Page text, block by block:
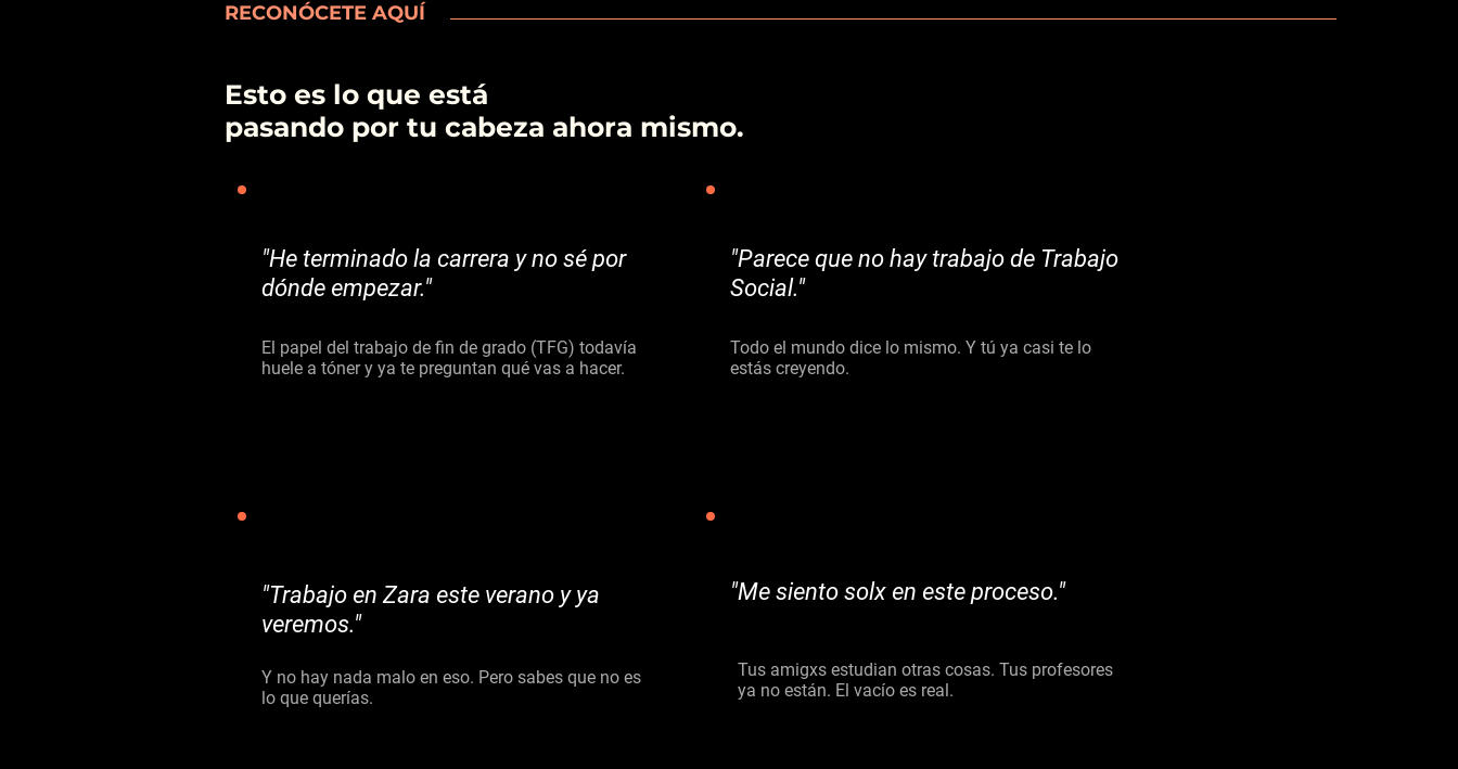
RECONÓCETE AQUÍ
Esto es lo que está
pasando por tu cabeza ahora mismo.
"He terminado la carrera y no sé por
dónde empezar."
El papel del trabajo de fin de grado (TFG) todavía
huele a tóner y ya te preguntan qué vas a hacer.
"Parece que no hay trabajo de Trabajo
Social."
Todo el mundo dice lo mismo. Y tú ya casi te lo
estás creyendo.
"Trabajo en Zara este verano y ya
veremos."
Y no hay nada malo en eso. Pero sabes que no es
lo que querías.
"Me siento solx en este proceso."
Tus amigxs estudian otras cosas. Tus profesores
ya no están. El vacío es real.